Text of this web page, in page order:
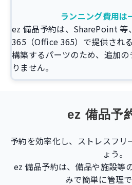
ランニング費用は
ez 備品予約は、SharePoint
365（Office 365）で提供され
構築するパーツのため、追加
りません。
ez 備品予
予約を効率化し、ストレスフリ
ょう。
ez 備品予約は、備品や施設等
みで簡単に管理で